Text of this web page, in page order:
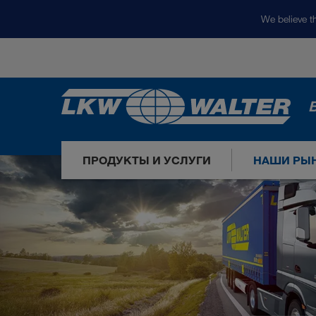
We believe
ПРОДУКТЫ И УСЛУГИ НАШИ